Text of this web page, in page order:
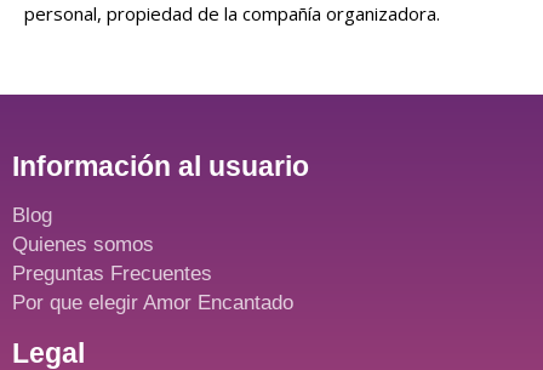
personal, propiedad de la compañía organizadora.
Información al usuario
Blog
Quienes somos
Preguntas Frecuentes
Por que elegir Amor Encantado
Legal